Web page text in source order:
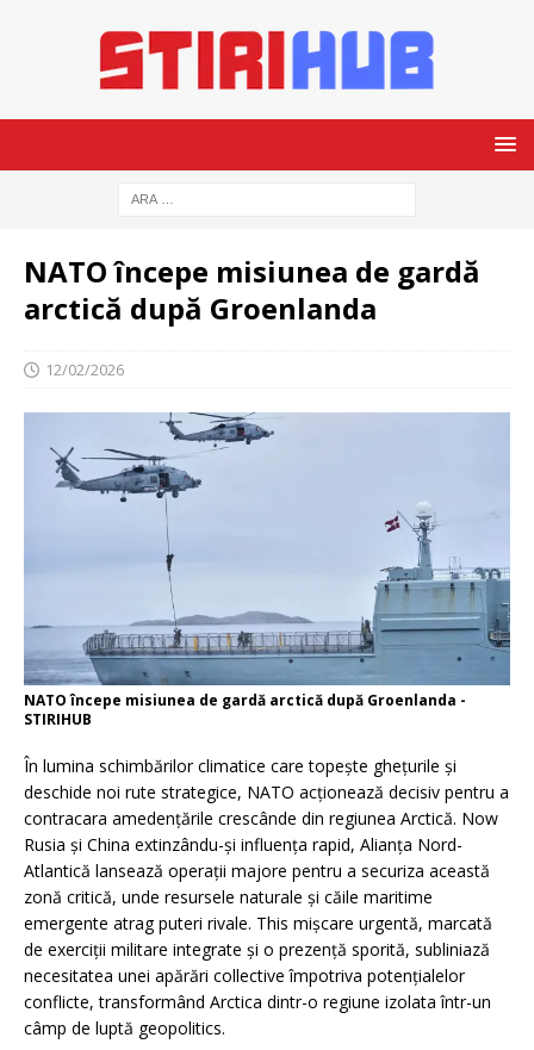
NATO începe misiunea de gardă
arctică după Groenlanda
12/02/2026
NATO începe misiunea de gardă arctică după Groenlanda -
STIRIHUB
În lumina schimbărilor climatice care topește ghețurile și
deschide noi rute strategice, NATO acționează decisiv pentru a
contracara amedențările crescânde din regiunea Arctică. Now
Rusia și China extinzându-și influența rapid, Alianța Nord-
Atlantică lansează operații majore pentru a securiza această
zonă critică, unde resursele naturale și căile maritime
emergente atrag puteri rivale. This mișcare urgentă, marcată
de exerciții militare integrate și o prezență sporită, subliniază
necesitatea unei apărări collective împotriva potențialelor
conflicte, transformând Arctica dintr-o regiune izolata într-un
câmp de luptă geopolitics.